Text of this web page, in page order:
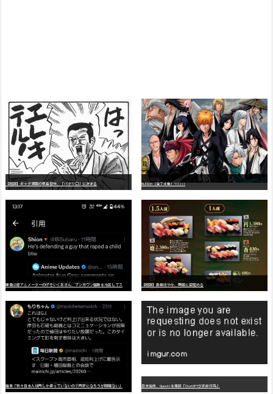
【朗報】ギャグ漫画の最高傑作、「パタリロ」に決まる BLEACH（全７４巻）?!!!!!
【朗報】美樹さやか、愛国に目覚める
識者「我々日本人は円しか使っていないので円安になろうが問題ない」 日本生命、OpenAIを提訴「ChatGPTが非弁行為」